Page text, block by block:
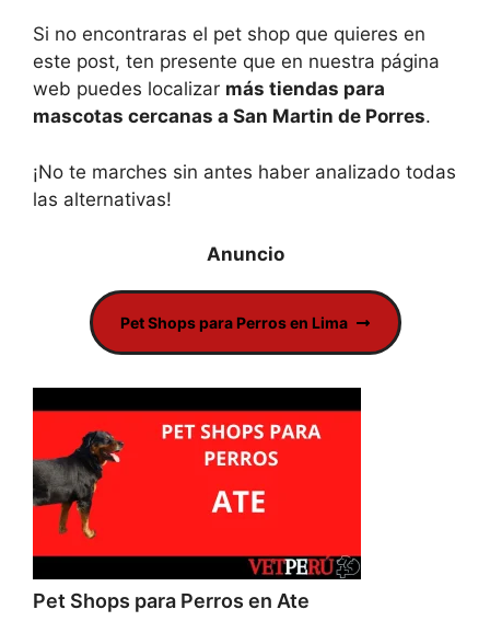
Si no encontraras el pet shop que quieres en
este post, ten presente que en nuestra página
web puedes localizar más tiendas para
mascotas cercanas a San Martin de Porres.
¡No te marches sin antes haber analizado todas
las alternativas!
Pet Shops para Perros en Lima
Pet Shops para Perros en Ate